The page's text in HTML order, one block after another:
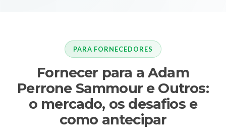
PARA FORNECEDORES
Fornecer para a Adam
Perrone Sammour e Outros:
o mercado, os desafios e
como antecipar